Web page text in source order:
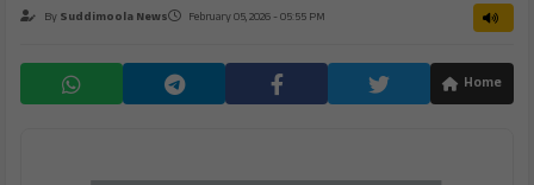
BySuddimoola News February 05, 2026 - 05:55 PM
Home